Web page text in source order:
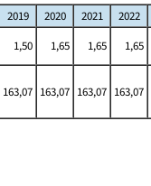
2019 2020 2021 2022
1,50 1,65 1,65 1,65
163,07 163,07 163,07 163,07